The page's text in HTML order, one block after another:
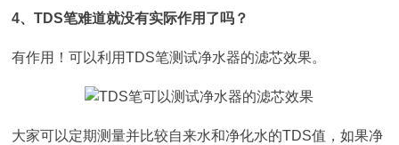
4、TDS笔难道就没有实际作用了吗？
有作用！可以利用TDS笔测试净水器的滤芯效果。
大家可以定期测量并比较自来水和净化水的TDS值，如果净